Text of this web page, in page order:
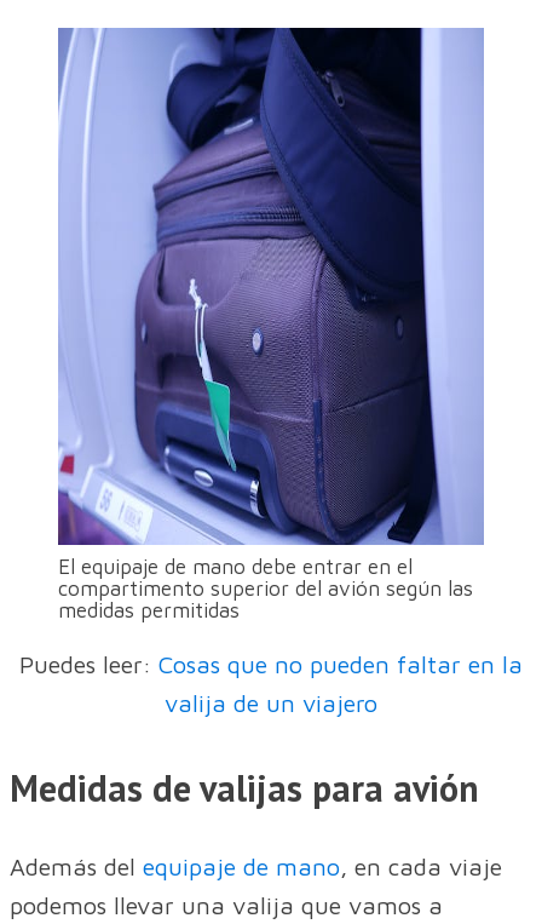
El equipaje de mano debe entrar en el
compartimento superior del avión según las
medidas permitidas
Puedes leer: Cosas que no pueden faltar en la
valija de un viajero
Medidas de valijas para avión
Además del equipaje de mano, en cada viaje
podemos llevar una valija que vamos a